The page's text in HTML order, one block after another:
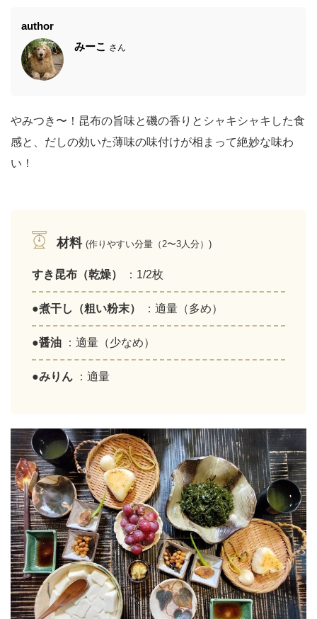
author
みーこ さん
やみつき〜！昆布の旨味と磯の香りとシャキシャキした食
感と、だしの効いた薄味の味付けが相まって絶妙な味わ
い！
材料 (作りやすい分量（2〜3人分）)
すき昆布（乾燥） ：1/2枚
●煮干し（粗い粉末） ：適量（多め）
●醤油 ：適量（少なめ）
●みりん ：適量